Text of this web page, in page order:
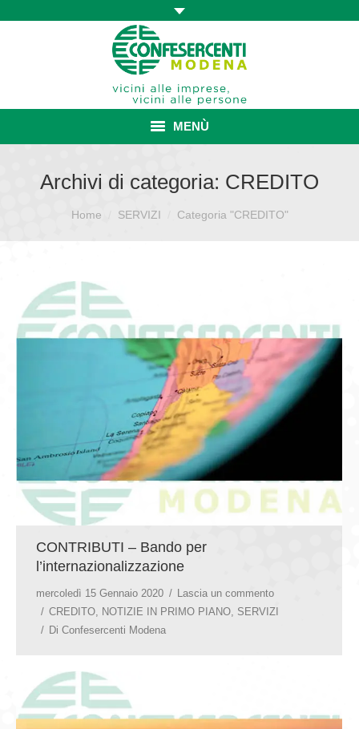
MENÙ
ISCRIZIONE E VANTAGGI
CATEGORIE SINDACALI
GIOVEDÌ GASTRONOMICI
COMUNICATI E NEWS
CONTATTI
Archivi di categoria: CREDITO
Home SERVIZI Categoria "CREDITO"
CONTRIBUTI – Bando per
l’internazionalizzazione
mercoledì 15 Gennaio 2020
Lascia un commento
CREDITO, NOTIZIE IN PRIMO PIANO, SERVIZI
Di Confesercenti Modena